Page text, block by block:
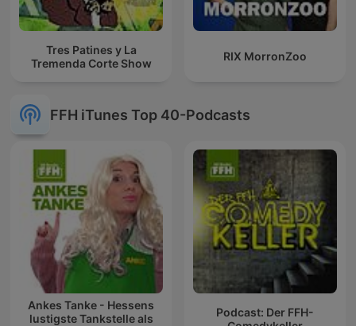
Tres Patines y La
Tremenda Corte Show
RIX MorronZoo
FFH iTunes Top 40-Podcasts
Ankes Tanke - Hessens
lustigste Tankstelle als
Podcast: Der FFH-